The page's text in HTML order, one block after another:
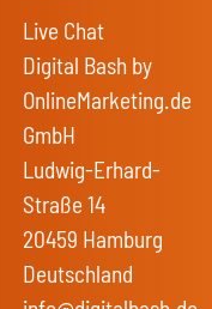
Live Chat
Digital Bash by
OnlineMarketing.de
GmbH
Ludwig-Erhard-
Straße 14
20459 Hamburg
Deutschland